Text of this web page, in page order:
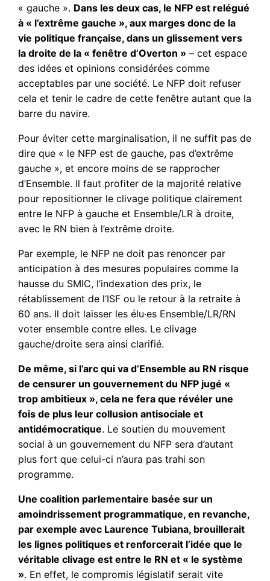
« gauche ». Dans les deux cas, le NFP est relégué
à « l’extrême gauche », aux marges donc de la
vie politique française, dans un glissement vers
la droite de la « fenêtre d’Overton » – cet espace
des idées et opinions considérées comme
acceptables par une société. Le NFP doit refuser
cela et tenir le cadre de cette fenêtre autant que la
barre du navire.
Pour éviter cette marginalisation, il ne suffit pas de
dire que « le NFP est de gauche, pas d’extrême
gauche », et encore moins de se rapprocher
d’Ensemble. Il faut profiter de la majorité relative
pour repositionner le clivage politique clairement
entre le NFP à gauche et Ensemble/LR à droite,
avec le RN bien à l’extrême droite.
Par exemple, le NFP ne doit pas renoncer par
anticipation à des mesures populaires comme la
hausse du SMIC, l’indexation des prix, le
rétablissement de l’ISF ou le retour à la retraite à
60 ans. Il doit laisser les élu·es Ensemble/LR/RN
voter ensemble contre elles. Le clivage
gauche/droite sera ainsi clarifié.
De même, si l’arc qui va d’Ensemble au RN risque
de censurer un gouvernement du NFP jugé «
trop ambitieux », cela ne fera que révéler une
fois de plus leur collusion antisociale et
antidémocratique. Le soutien du mouvement
social à un gouvernement du NFP sera d’autant
plus fort que celui-ci n’aura pas trahi son
programme.
Une coalition parlementaire basée sur un
amoindrissement programmatique, en revanche,
par exemple avec Laurence Tubiana, brouillerait
les lignes politiques et renforcerait l’idée que le
véritable clivage est entre le RN et « le système
». En effet, le compromis législatif serait vite